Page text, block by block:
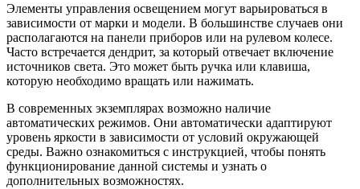
Элементы управления освещением могут варьироваться в
зависимости от марки и модели. В большинстве случаев они
располагаются на панели приборов или на рулевом колесе.
Часто встречается дендрит, за который отвечает включение
источников света. Это может быть ручка или клавиша,
которую необходимо вращать или нажимать.
В современных экземплярах возможно наличие
автоматических режимов. Они автоматически адаптируют
уровень яркости в зависимости от условий окружающей
среды. Важно ознакомиться с инструкцией, чтобы понять
функционирование данной системы и узнать о
дополнительных возможностях.